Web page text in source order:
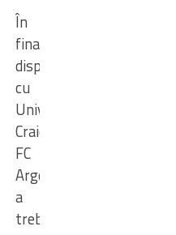
În
finala
disputată
cu
Universitatea
Craiova,
FC
Argeș
a
trebuit